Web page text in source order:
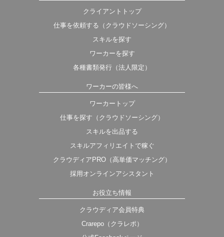
クライアントトップ
仕事を依頼する（クラウドソーシング）
スキルを探す
ワーカーを探す
各種書類発行（法人限定）
ワーカーの皆様へ
ワーカートップ
仕事を探す（クラウドソーシング）
スキルを出品する
スキルアフィリエイトで稼ぐ
クラウディアPRO（高単価マッチング）
採用オンラインアシスタント
お役立ち情報
クラウディア会員特典
Crarepo（クラレポ）